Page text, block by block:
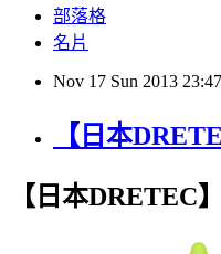
部落格
名片
Nov 17 Sun 2013 23:47
【日本
【日本DRETEC